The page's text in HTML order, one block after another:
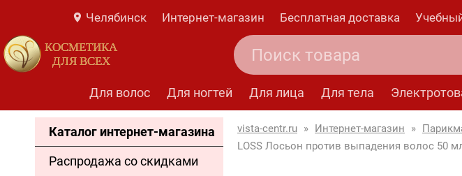
Челябинск Интернет-магазин Бесплатная доставка
КОСМЕТИКА
ДЛЯ ВСЕХ
Для волос Для ногтей Для лица Для тела
Каталог интернет-магазина
Распродажа со скидками
vista-centr.ru » Интернет-магазин »
LOSS Лосьон против выпадения волос 50